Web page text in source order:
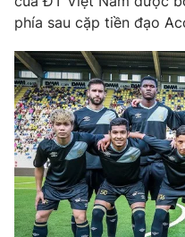
Góc doanh nghiệp
Truyền hình
Hậu trường
Nhân vật
Khán giả
Giải sao mai
Giải trí
Điện ảnh
Âm nhạc
Sao
Đời sống
Du lịch
Làm đẹp
Chất lượng cuộc sống
Giáo dục
Tuyển sinh
Công nghệ
phía sau cặp tiền đạo